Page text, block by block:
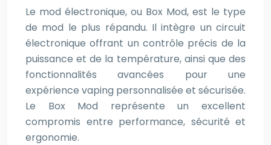
Le mod électronique, ou Box Mod, est le type
de mod le plus répandu. Il intègre un circuit
électronique offrant un contrôle précis de la
puissance et de la température, ainsi que des
fonctionnalités avancées pour une
expérience vaping personnalisée et sécurisée.
Le Box Mod représente un excellent
compromis entre performance, sécurité et
ergonomie.